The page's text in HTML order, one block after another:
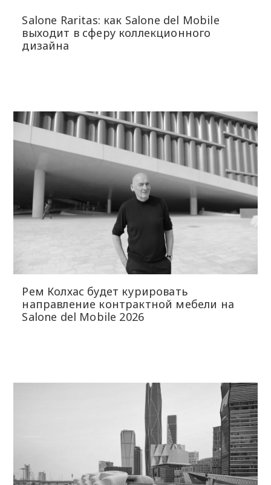
Salone Raritas: как Salone del Mobile
выходит в сферу коллекционного
дизайна
Рем Колхас будет курировать
направление контрактной мебели на
Salone del Mobile 2026